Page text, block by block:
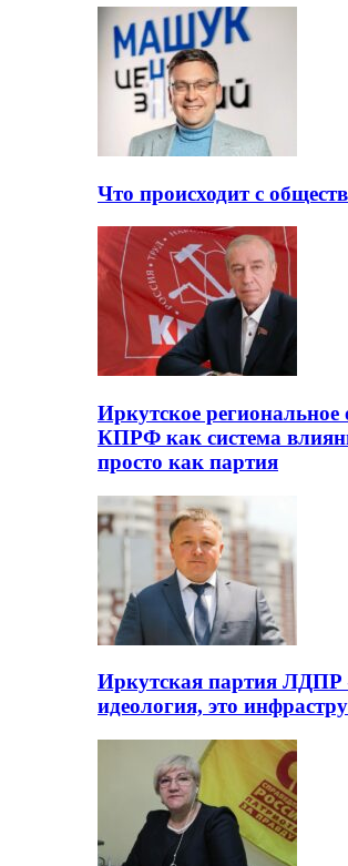
Что происходит с
Иркутское региональное
КПРФ как система
просто как партия
Иркутская партия ЛДПР
идеология, это